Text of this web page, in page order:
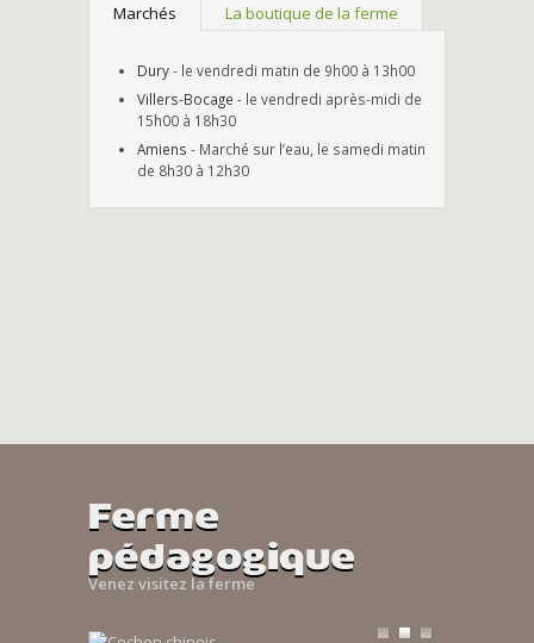
Marchés La boutique de la ferme
Dury- le vendredi matin de 9h00 à 13h00
Villers-Bocage - le vendredi après-midi de
15h00 à 18h30
Amiens - Marché sur l’eau, le samedi matin
de 8h30 à 12h30
Ferme
pédagogique
Venez visitez la ferme